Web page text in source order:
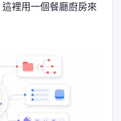
裡用一個餐廳廚房來